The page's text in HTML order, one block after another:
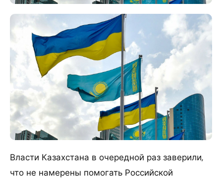
Власти Казахстана в очередной раз заверили,
что не намерены помогать Российской